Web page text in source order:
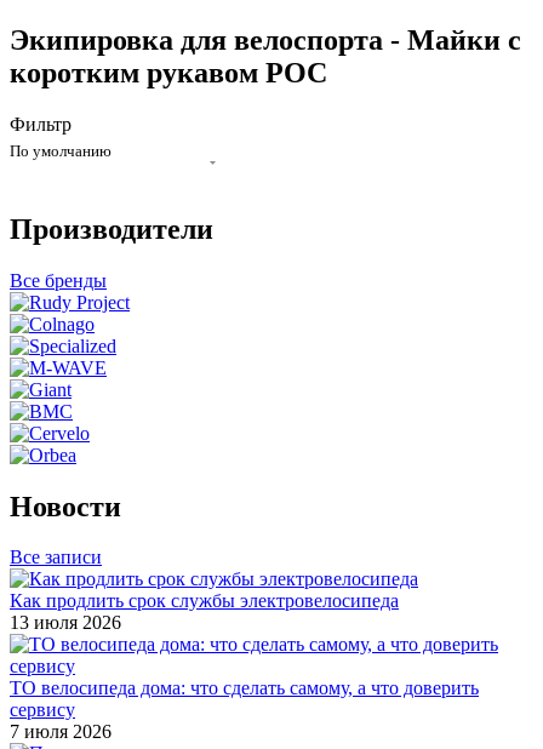
Экипировка для велоспорта - Майки с
коротким рукавом POC
Фильтр
По умолчанию
Производители
Все бренды
Новости
Все записи
Как продлить срок службы электровелосипеда
13 июля 2026
ТО велосипеда дома: что сделать самому, а что доверить
сервису
7 июля 2026